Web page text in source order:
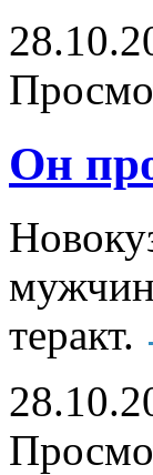
Он
теракт.